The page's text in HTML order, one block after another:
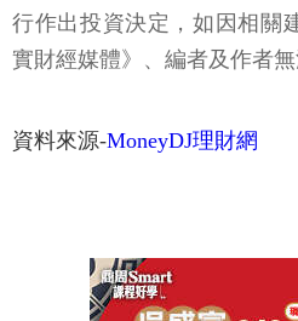
行作出投資決定，如因相關
實財經媒體》、編者及作者無
資料來源-MoneyDJ理財網